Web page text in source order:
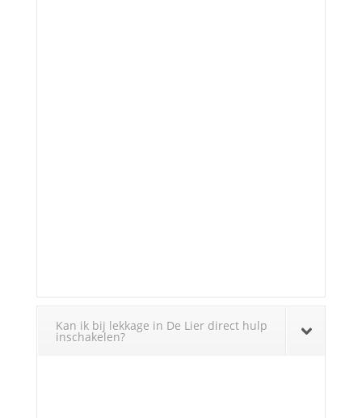
Kan ik bij lekkage in De Lier direct hulp
inschakelen?